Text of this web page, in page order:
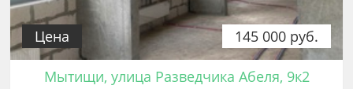
145 000 руб.
Цена
Мытищи, улица Разведчика Абеля, 9к2